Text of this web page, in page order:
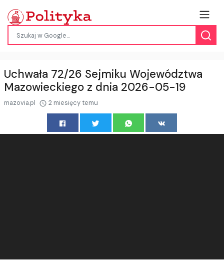
Uchwała 72/26 Sejmiku Województwa
Mazowieckiego z dnia 2026-05-19
mazovia.pl 2 miesięcy temu